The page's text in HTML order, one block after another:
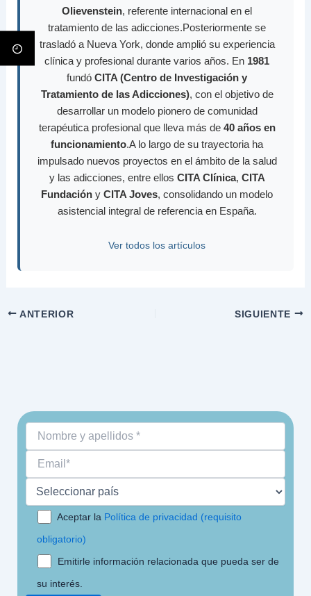
Olievenstein, referente internacional en el
tratamiento de las adicciones.Posteriormente se
trasladó a Nueva York, donde amplió su experiencia
clínica y profesional durante varios años. En 1981
fundó CITA (Centro de Investigación y
Tratamiento de las Adicciones), con el objetivo de
desarrollar un modelo pionero de comunidad
terapéutica profesional que lleva más de 40 años en
funcionamiento.A lo largo de su trayectoria ha
impulsado nuevos proyectos en el ámbito de la salud
y las adicciones, entre ellos CITA Clínica, CITA
Fundación y CITA Joves, consolidando un modelo
asistencial integral de referencia en España.
Ver todos los artículos
ANTERIOR SIGUIENTE
Aceptar la Política de privacidad (requisito
obligatorio)
Emitirle información relacionada que pueda ser de
su interés.